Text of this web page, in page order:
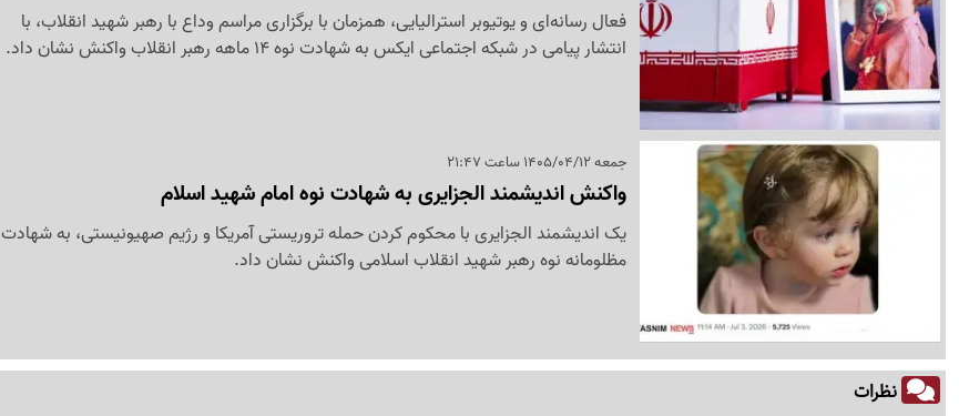
فعال رسانه‌ای و یوتیوبر استرالیایی، همزمان با برگزاری مراسم وداع با رهبر شهید انقلاب، با
انتشار پیامی در شبکه اجتماعی ایکس به شهادت نوه 14 ماهه رهبر انقلاب واکنش نشان داد.
جمعه 1405/04/12 ساعت 21:47
واکنش اندیشمند الجزایری به شهادت نوه امام شهید اسلام
یک اندیشمند الجزایری با محکوم کردن حمله تروریستی آمریکا و رژیم صهیونیستی، به شهادت
مظلومانه نوه رهبر شهید انقلاب اسلامی واکنش نشان داد.
نظرات